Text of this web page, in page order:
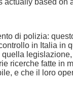
based on
di polizia:
in Italia
ricerche fatte
e che il loro